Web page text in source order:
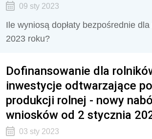
09 sty 2023
Ile wyniosą dopłaty bezpośrednie
2023 roku?
Dofinansowanie dla
inwestycje odtwarzające
produkcji rolnej - nowy
wniosków od 2 stycznia
03 sty 2023